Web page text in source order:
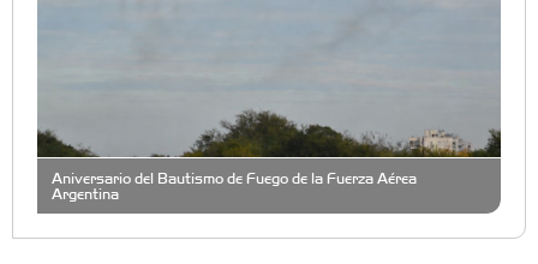
Aniversario del Bautismo de Fuego de la Fuerza Aérea
Argentina